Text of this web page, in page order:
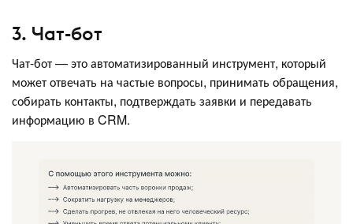
3. Чат-бот
Чат-бот — это автоматизированный инструмент, который
может отвечать на частые вопросы, принимать обращения,
собирать контакты, подтверждать заявки и передавать
информацию в CRM.